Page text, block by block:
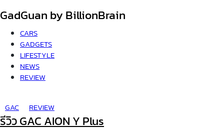
GadGuan by BillionBrain
CARS
GADGETS
LIFESTYLE
NEWS
REVIEW
GAC REVIEW
รีวิว GAC AION Y Plus